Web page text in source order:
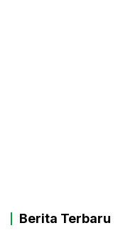
Berita Terbaru